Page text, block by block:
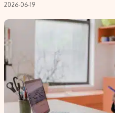
2026-06-19